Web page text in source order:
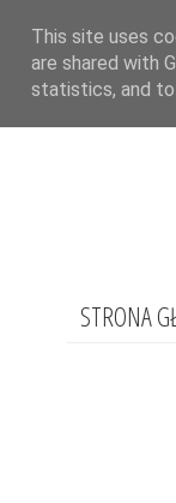
STRONA
This site uses
are shared with
statistics, and